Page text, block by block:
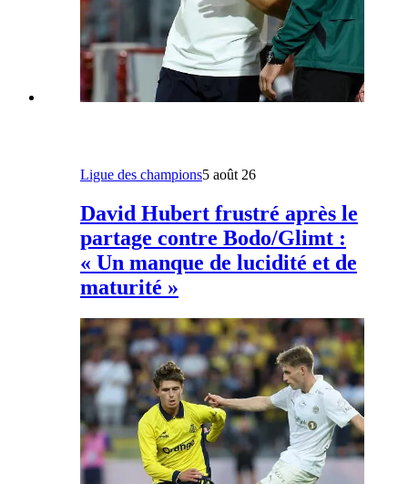
Ligue des champions5 août 26
David Hubert frustré après le
partage contre Bodo/Glimt :
« Un manque de lucidité et de
maturité »